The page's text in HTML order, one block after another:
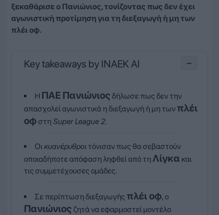
ξεκαθάρισε ο Πανιώνιος, τονίζοντας πως δεν έχει
αγωνιστική προτίμηση για τη διεξαγωγή ή μη των
πλέι οφ.
Key takeaways by INAEK AI −
Η ΠΑΕ Πανιώνιος δήλωσε πως δεν την
απασχολεί αγωνιστικά η διεξαγωγή ή μη των πλέι
οφστη Super League 2.
Οικυανέρυθροιτόνισαν πως θα σεβαστούν
οποιαδήποτε απόφαση ληφθεί από τηΛίγκα και
τις συμμετέχουσες ομάδες.
Σε περίπτωση διεξαγωγής πλέι οφ, ο
Πανιώνιος ζητά να εφαρμοστεί μοντέλο